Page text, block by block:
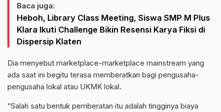
Baca juga:
Heboh, Library Class Meeting, Siswa SMP M Plus
Klara Ikuti Challenge Bikin Resensi Karya Fiksi di
Dispersip Klaten
Dia menyebut marketplace-marketplace mainstream yang
ada saat ini begitu terasa memberatkan bagi pengusaha-
pengusaha lokal atau UKMK lokal.
“Salah satu bentuk pemberatan itu adalah tingginya biaya